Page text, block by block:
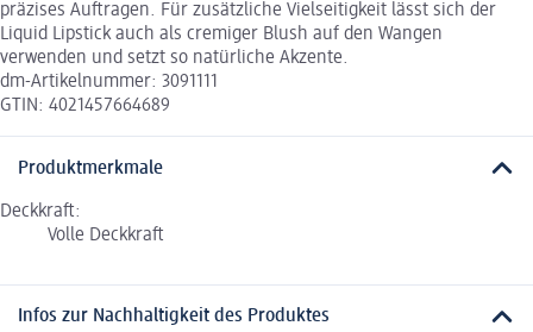
präzises Auftragen. Für zusätzliche Vielseitigkeit lässt sich der
Liquid Lipstick auch als cremiger Blush auf den Wangen
verwenden und setzt so natürliche Akzente.
dm-Artikelnummer: 3091111
GTIN: 4021457664689
Produktmerkmale
Deckkraft:
Volle Deckkraft
Infos zur Nachhaltigkeit des Produktes